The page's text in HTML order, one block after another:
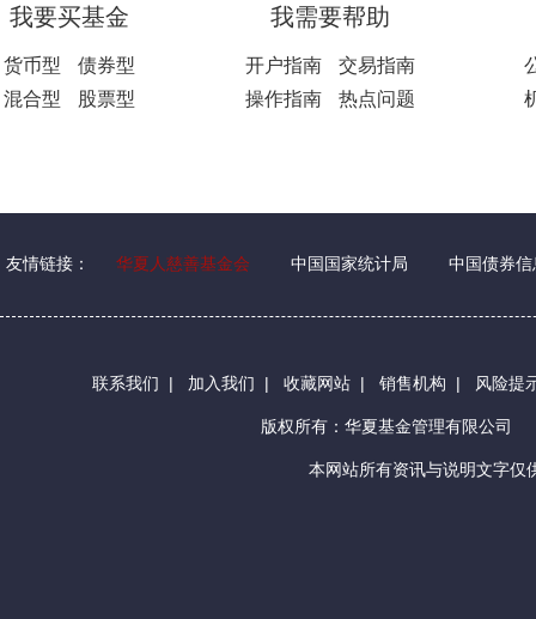
我要买基金
货币型
债券型
混合型
股票型
我需要帮助
开户指南
交易指南
操作指南
热点问题
友情链接： 华夏人慈善基金会 中国国家统计局 中国债券信
联系我们 | 加入我们 | 收藏网站 | 销售机构 | 风险提
版权所有：华夏基金管理有限公司
本网站所有资讯与说明文字仅